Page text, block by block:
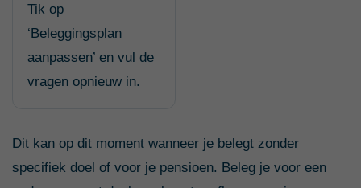
Tik op
‘Beleggingsplan
aanpassen’ en vul de
vragen opnieuw in.
Dit kan op dit moment wanneer je belegt zonder
specifiek doel of voor je pensioen. Beleg je voor een